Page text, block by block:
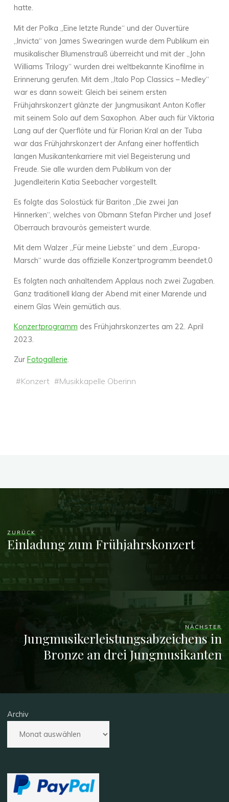
hatte.
Mit der Polka „Eine letzte Runde“ und der Ouvertüre
„Invicta“ von James Swearingen wurde dem Publikum ein
musikalischer Blumenstrauß überreicht und mit der „John
Williams Trilogy“ wurden drei weltbekannte Kinofilme in
Erinnerung gerufen. Mit dem „Italo Pop Classics – Medley“
war es dann soweit: Gleich bei seinem ersten
Frühjahrskonzert glänzte der Jungmusikant Anton Kofler
mit seinem Solo auf dem Saxophon. Aber auch für Viktoria
Lang auf der Querflöte und für Florian Kral an der Tuba
war das Frühjahrskonzert der Anfang einer hoffentlich
langen Musikantenkarriere mit viel Begeisterung und
Freude. Sie alle wurden dem Publikum von der
Jugendleiterin Katia Seebacher vorgestellt.
Es folgte das Solostück für Bariton „Die zwei Jan
Hinnerken“, welches von Obmann Stefan Pircher und Josef
Oberrauch bravourös gemeistert wurde.
Mit dem Walzer „Für meine Liebste“ und dem „Europa-
Marsch“ wurde das offizielle Konzertprogramm beendet.0
Es folgten nach anhaltendem Applaus noch zwei Zugaben.
Ganz traditionell klang der Abend mit einer Marende und
einem Glas Wein gemütlich aus.
Konzertprogramm des Frühjahrskonzertes am 22. April
2023.
Zur Fotogallerie.
#Konzert #Musikkapelle Oberinn
ZURÜCK
Einladung zum Frühjahrskonzert
NÄCHSTER
Jungmusikerleistungsabzeichens in
Bronze an drei Jungmusikanten
Archiv